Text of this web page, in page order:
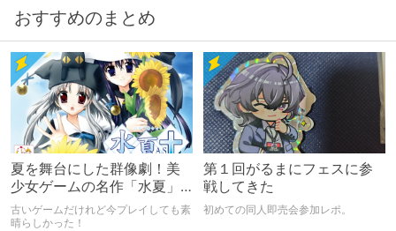
って方にお勧めです。
おすすめのまとめ
夏を舞台にした群像劇！美
少女ゲームの名作「水夏」
を今こそ！
古いゲームだけれど今プレイしても素
晴らしかった！
第１回がるまにフェスに参
戦してきた
初めての同人即売会参加レポ。